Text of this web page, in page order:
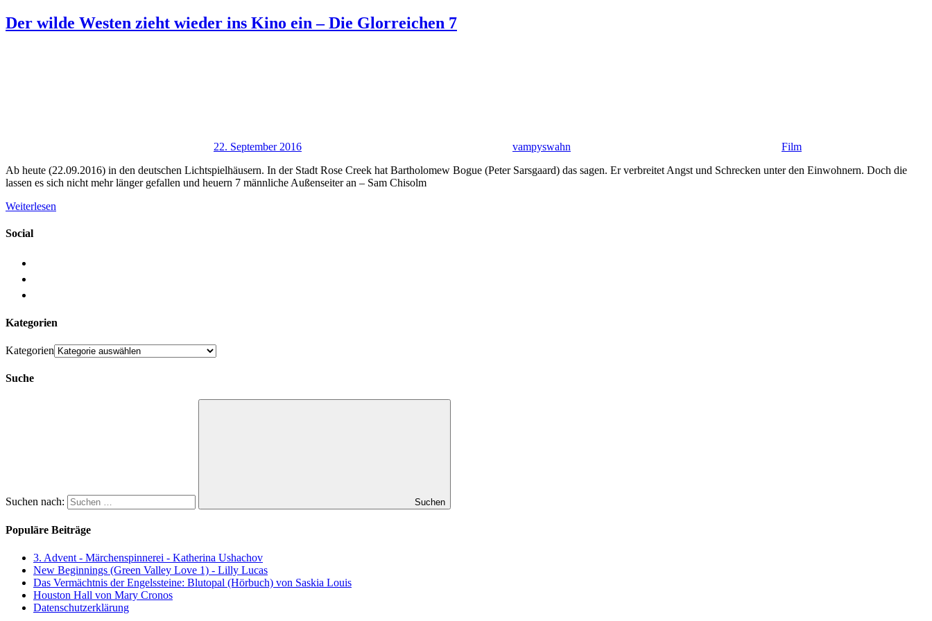
Der wilde Westen zieht wieder ins Kino ein – Die Glorreichen 7
22. September 2016 vampyswahn
Film
Ab heute (22.09.2016) in den deutschen Lichtspielhäusern. In der Stadt Rose Creek hat Bartholomew Bogue (Peter Sarsgaard) das sagen. Er verbreitet Angst und Schrecken unter den Einwohnern. Doch die
lassen es sich nicht mehr länger gefallen und heuern 7 männliche Außenseiter an – Sam Chisolm
Weiterlesen
Social
Kategorien
Kategorien
Suche
Suchen nach: Suchen
Populäre Beiträge
3. Advent - Märchenspinnerei - Katherina Ushachov
New Beginnings (Green Valley Love 1) - Lilly Lucas
Das Vermächtnis der Engelssteine: Blutopal (Hörbuch) von Saskia Louis
Houston Hall von Mary Cronos
Datenschutzerklärung